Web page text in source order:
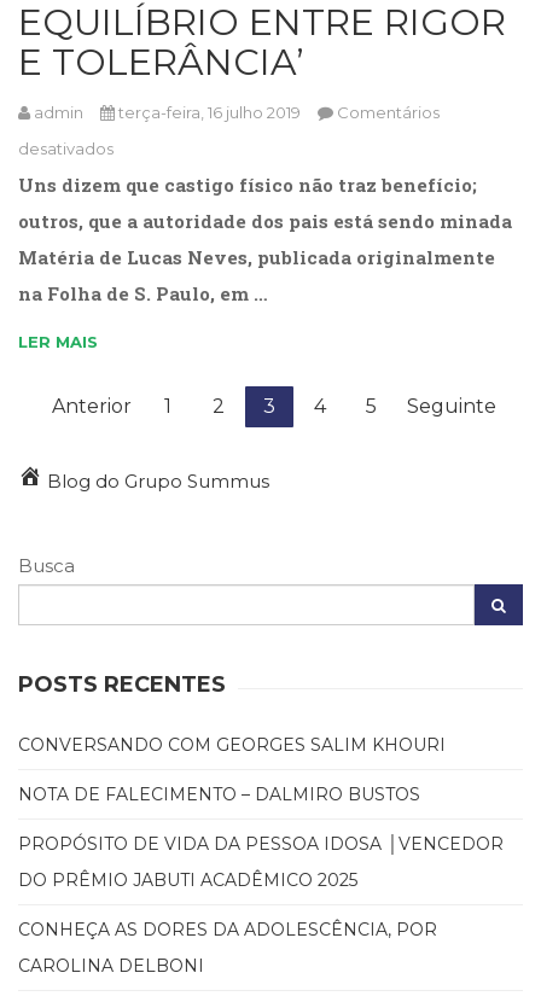
EQUILÍBRIO ENTRE RIGOR
E TOLERÂNCIA’
admin terça-feira, 16 julho 2019
Comentários
desativados
‘FRANÇA
PROÍBE
PALMADAS
E
ENTRE
E
Uns dizem que castigo físico não traz benefício;
outros, que a autoridade dos pais está sendo minada
Matéria de Lucas Neves, publicada originalmente
na Folha de S. Paulo, em …
LER MAIS
Anterior 1 2 3 4 5 Seguinte
Blog do Grupo Summus
Busca
POSTS RECENTES
CONVERSANDO COM GEORGES SALIM KHOURI
NOTA DE FALECIMENTO – DALMIRO BUSTOS
PROPÓSITO DE VIDA DA PESSOA IDOSA │VENCEDOR
DO PRÊMIO JABUTI ACADÊMICO 2025
CONHEÇA AS DORES DA ADOLESCÊNCIA, POR
CAROLINA DELBONI